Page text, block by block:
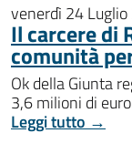
venerdì 24
Il carcere di
comunità
Ok della Giunta
3,6 milioni di
Leggi tutto →